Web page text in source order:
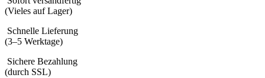
(Vieles auf Lager)
Schnelle Lieferung
(3–5 Werktage)
Sichere Bezahlung
(durch SSL)